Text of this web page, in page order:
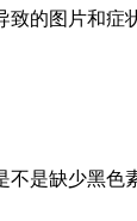
的图片和
是缺少黑